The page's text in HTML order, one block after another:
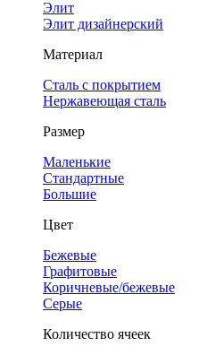
Элит
Элит дизайнерский
Материал
Сталь с покрытием
Нержавеющая сталь
Размер
Маленькие
Стандартные
Большие
Цвет
Бежевые
Графитовые
Коричневые/бежевые
Серые
Количество ячеек